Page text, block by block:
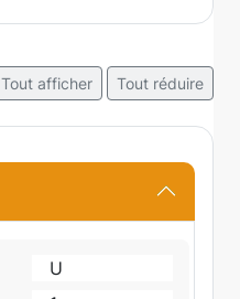
Tout afficher Tout réduire
U